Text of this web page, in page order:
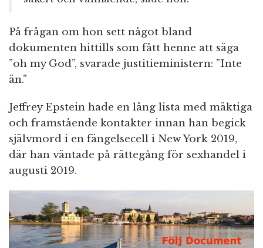
På frågan om hon sett något bland
dokumenten hittills som fått henne att säga
”oh my God”, svarade justitieministern: ”Inte
än.”
Jeffrey Epstein hade en lång lista med mäktiga
och framstående kontakter innan han begick
självmord i en fängelsecell i New York 2019,
där han väntade på rättegång för sexhandel i
augusti 2019.